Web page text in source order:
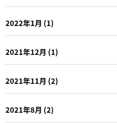
2022年1月 (1)
2021年12月 (1)
2021年11月 (2)
2021年8月 (2)